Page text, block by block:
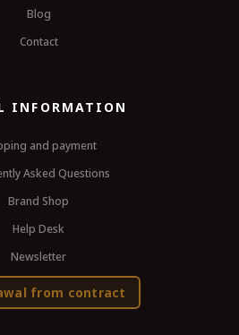
Blog
Contact
INFORMATION
and payment
Asked Questions
Brand Shop
Help Desk
Newsletter
from contract